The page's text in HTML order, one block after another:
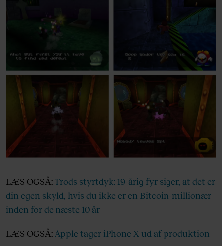
LÆS OGSÅ:Trods styrtdyk: 19-årig fyr siger, at det er
din egen skyld, hvis du ikke er en Bitcoin-millionær
inden for de næste 10 år
LÆS OGSÅ: Apple tager iPhone X ud af produktion